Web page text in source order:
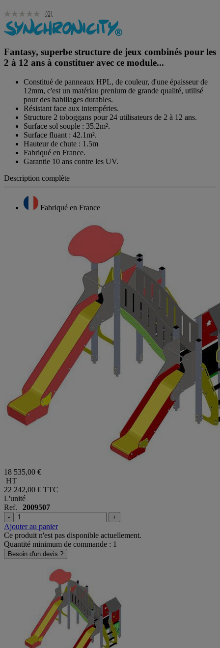
(0)
Fantasy, superbe structure de jeux combinés pour les
2 à 12 ans à constituer avec ce module...
Constitué de panneaux HPL, de couleur, d'une épaisseur de
12mm, c'est un matériau prenium de grande qualité, utilisé
pour des habillages durables.
Résistant face aux intempéries.
Structure 2 toboggans pour 24 utilisateurs de 2 à 12 ans.
Surface sol souple : 35.2m².
Surface fluant : 42.1m².
Hauteur de chute : 1.5m
Fabriqué en France.
Garantie 10 ans contre les UV.
Description complète
Fabriqué en France
18 535,00 €
HT
22 242,00 € TTC
L'unité
Ref. 2009507
- +
Ajouter au panier
Ce produit n'est pas disponible actuellement.
Quantité minimum de commande : 1
Besoin d'un devis ?